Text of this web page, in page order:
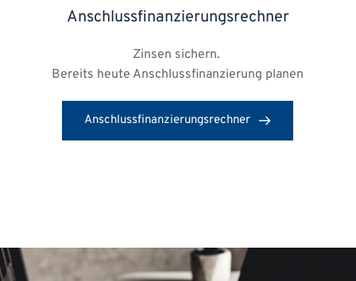
Anschlussfinanzierungsrechner
Zinsen sichern.
Bereits heute Anschlussfinanzierung planen
Anschlussfinanzierungsrechner